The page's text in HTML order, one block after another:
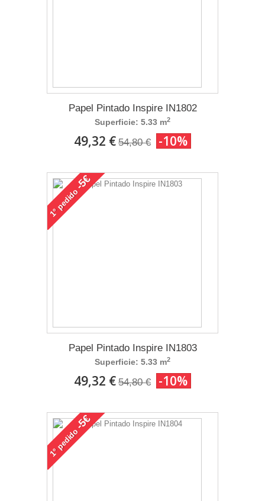
Papel Pintado Inspire IN1802
Superficie: 5.33 m2
49,32 € 54,80 € -10%
1°
pedido
-5€
Papel Pintado Inspire IN1803
Superficie: 5.33 m2
49,32 € 54,80 € -10%
1°
pedido
-5€